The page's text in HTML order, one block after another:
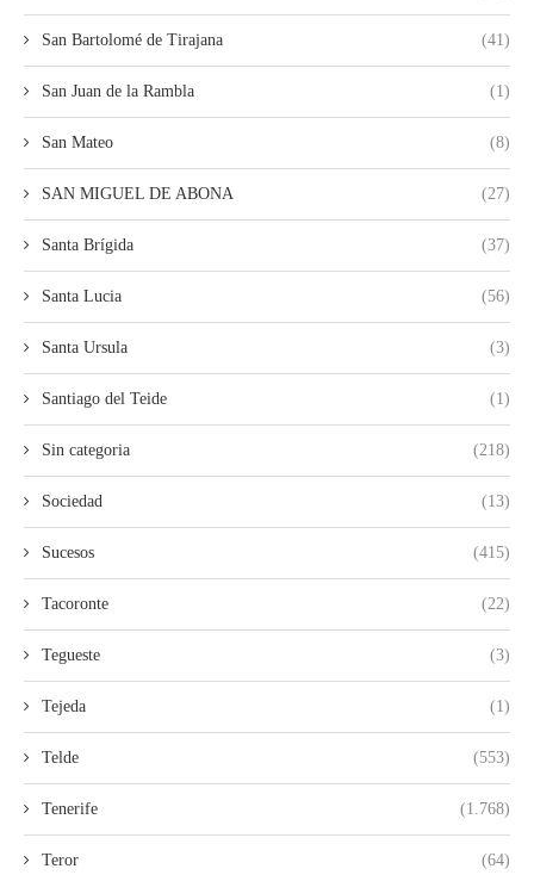
San Bartolomé de Tirajana (41)
San Juan de la Rambla (1)
San Mateo (8)
SAN MIGUEL DE ABONA (27)
Santa Brígida (37)
Santa Lucia (56)
Santa Ursula (3)
Santiago del Teide (1)
Sin categoria (218)
Sociedad (13)
Sucesos (415)
Tacoronte (22)
Tegueste (3)
Tejeda (1)
Telde (553)
Tenerife (1.768)
Teror (64)